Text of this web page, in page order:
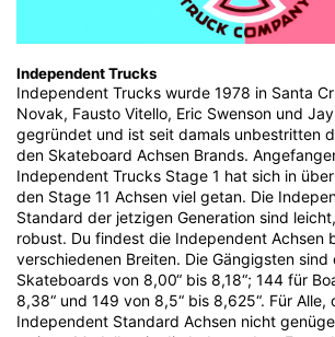
Independent Trucks
Independent Trucks wurde 1978 in Santa
Novak, Fausto Vitello, Eric Swenson und
gegründet und ist seit damals unbestritten
den Skateboard Achsen Brands.
Independent Trucks Stage 1 hat sich in
den Stage 11 Achsen viel getan. Die
Standard der jetzigen Generation sind
robust. Du findest die Independent Achsen
verschiedenen Breiten. Die Gängigsten
Skateboards von 8,00“ bis 8,18“; 144 für
8,38“ und 149 von 8,5“ bis 8,625“. Für Alle,
Independent Standard Achsen nicht